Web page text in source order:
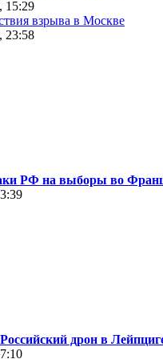
15:29
взрыва в Москве
23:58
РФ на выборы во
дрон в